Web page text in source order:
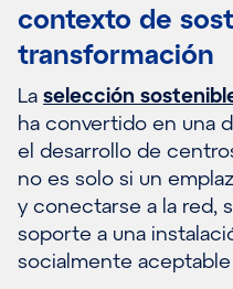
contexto de
transformación
La selección
ha convertido en una
el desarrollo de
no es solo si un
y conectarse a la red,
soporte a una
socialmente aceptable